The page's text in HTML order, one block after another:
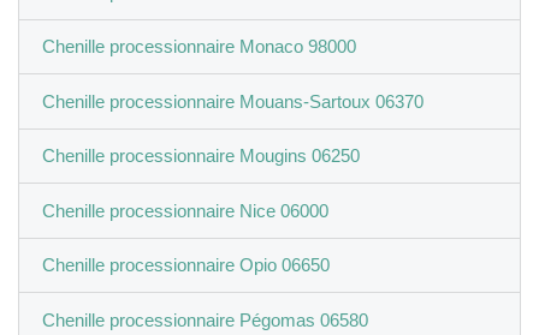
Chenille processionnaire Monaco 98000
Chenille processionnaire Mouans-Sartoux 06370
Chenille processionnaire Mougins 06250
Chenille processionnaire Nice 06000
Chenille processionnaire Opio 06650
Chenille processionnaire Pégomas 06580